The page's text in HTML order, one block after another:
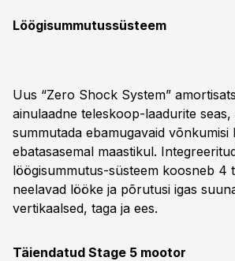
Löögisummutussüsteem
Uus “Zero Shock System”
ainulaadne teleskoop-laadurite
summutada ebamugavaid võnkumisi
ebatasasemal maastikul.
löögisummutus-süsteem koosneb 4
neelavad lööke ja põrutusi igas
vertikaalsed, taga ja ees.
Täiendatud Stage 5 mootor